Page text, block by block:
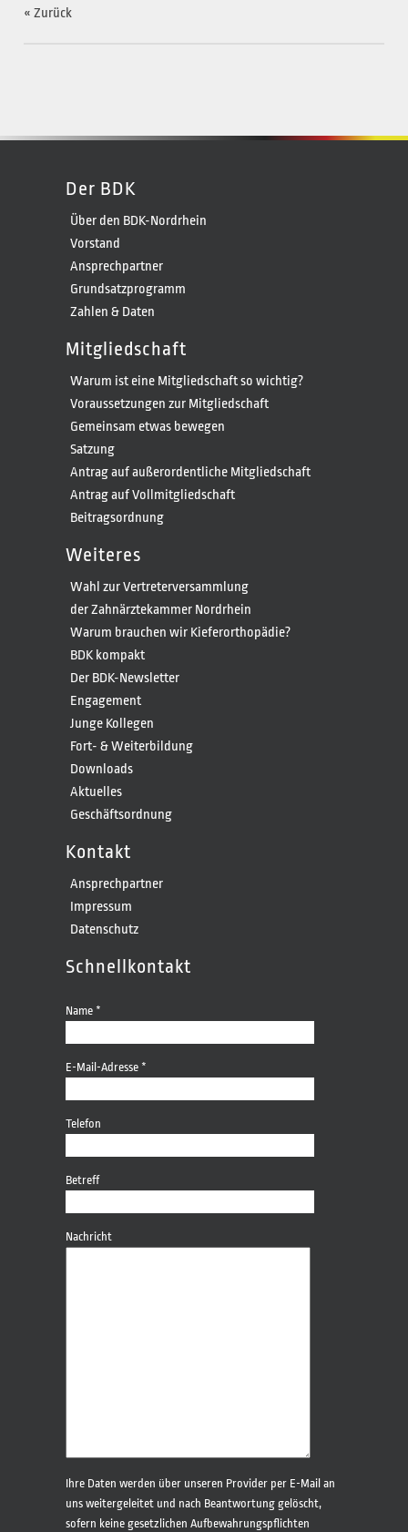
« Zurück
Der BDK
Über den BDK-Nordrhein
Vorstand
Ansprechpartner
Grundsatzprogramm
Zahlen & Daten
Mitgliedschaft
Warum ist eine Mitgliedschaft so wichtig?
Voraussetzungen zur Mitgliedschaft
Gemeinsam etwas bewegen
Satzung
Antrag auf außerordentliche Mitgliedschaft
Antrag auf Vollmitgliedschaft
Beitragsordnung
Weiteres
Wahl zur Vertreterversammlung
der Zahnärztekammer Nordrhein
Warum brauchen wir Kieferorthopädie?
BDK kompakt
Der BDK-Newsletter
Engagement
Junge Kollegen
Fort- & Weiterbildung
Downloads
Aktuelles
Geschäftsordnung
Kontakt
Ansprechpartner
Impressum
Datenschutz
Schnellkontakt
Name *
E-Mail-Adresse *
Telefon
Betreff
Nachricht
Bitte
lasse
dieses
Ihre Daten werden über unseren Provider per E-Mail an
uns weitergeleitet und nach Beantwortung gelöscht,
sofern keine gesetzlichen Aufbewahrungspflichten